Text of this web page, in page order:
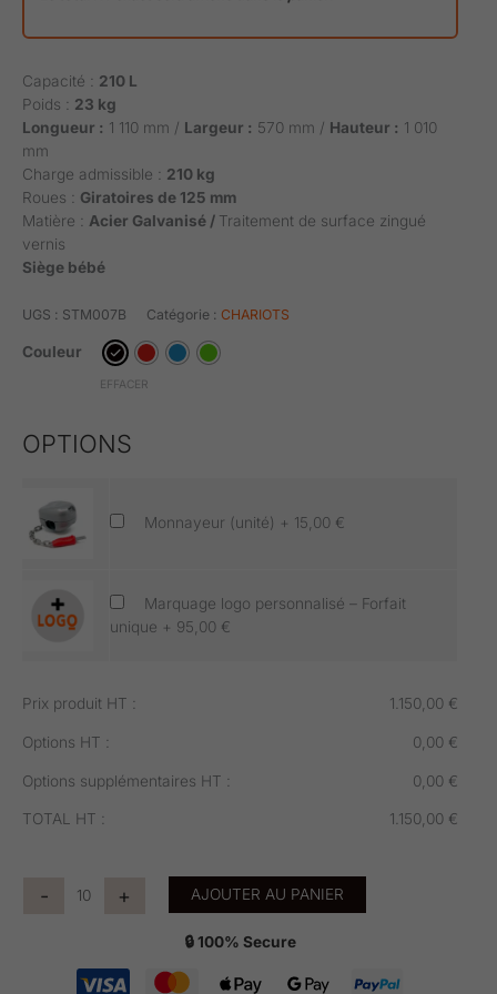
Capacité : 210 L
Poids : 23 kg
Longueur : 1 110 mm / Largeur : 570 mm / Hauteur : 1 010
mm
Charge admissible : 210 kg
Roues : Giratoires de 125 mm
Matière : Acier Galvanisé / Traitement de surface zingué
vernis
Siège bébé
UGS : STM007B Catégorie : CHARIOTS
Couleur
EFFACER
OPTIONS
Monnayeur (unité) + 15,00 €
Marquage logo personnalisé – Forfait
unique + 95,00 €
Prix produit HT : 1.150,00 €
Options HT : 0,00 €
Options supplémentaires HT : 0,00 €
TOTAL HT : 1.150,00 €
- + AJOUTER AU PANIER
🔒 100% Secure